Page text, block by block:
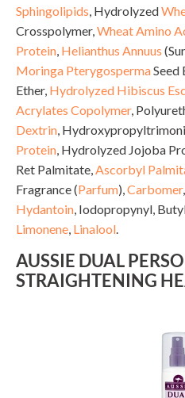
Sphingolipids , Hydrolyzed
Crosspolymer, Wheat Amino
Protein Helianthus Annuus
Moringa PterygospermaSeed
Ether, Hydrolyzed Hibiscus
Acrylates Copolymer,
Dextrin ,
Protein , Hydrolyzed Jojoba
Ret Palmitate, Ascorbyl
Fragrance (Parfum), Carbomer
Hydantoin , Iodopropynyl,
Limonene Linalool
AUSSIE DUAL
STRAIGHTENING